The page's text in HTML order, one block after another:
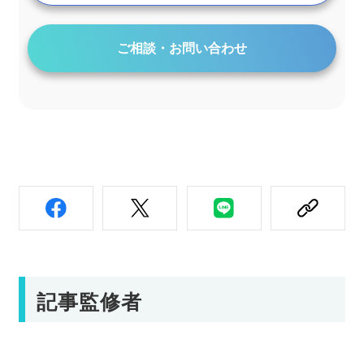
ご相談・お問い合わせ
記事監修者